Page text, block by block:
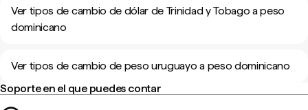
Ver tipos de cambio de dólar de Trinidad y Tobago a peso
dominicano
Ver tipos de cambio de peso uruguayo a peso dominicano
Soporte en el que puedes contar